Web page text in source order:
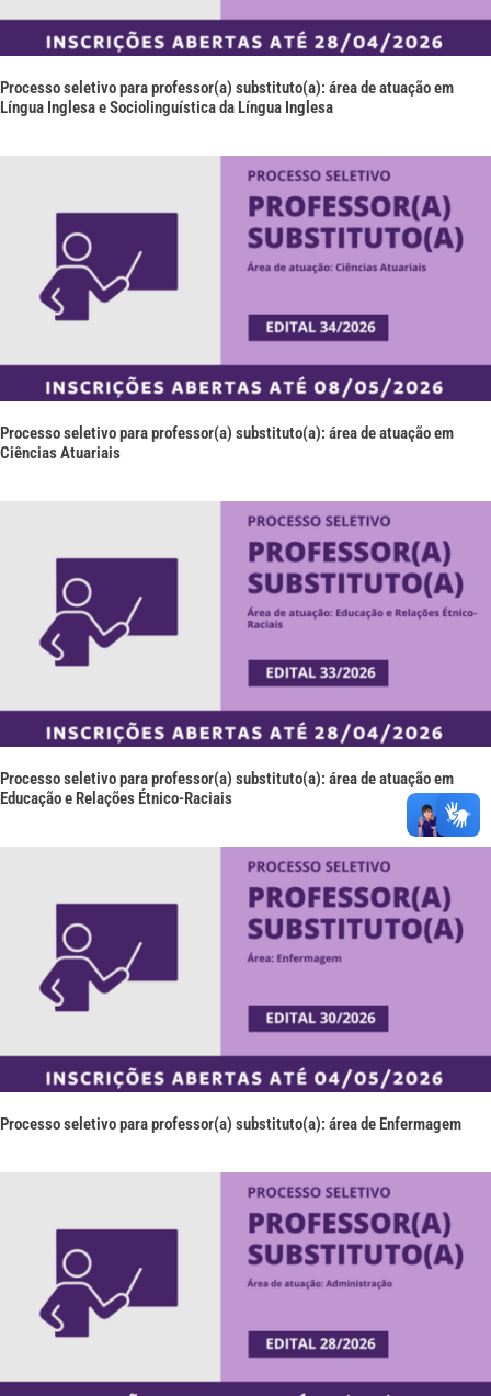
Processo seletivo para professor(a) substituto(a): área de atuação em
Língua Inglesa e Sociolinguística da Língua Inglesa
Processo seletivo para professor(a) substituto(a): área de atuação em
Ciências Atuariais
Processo seletivo para professor(a) substituto(a): área de atuação em
Educação e Relações Étnico-Raciais
Processo seletivo para professor(a) substituto(a): área de Enfermagem